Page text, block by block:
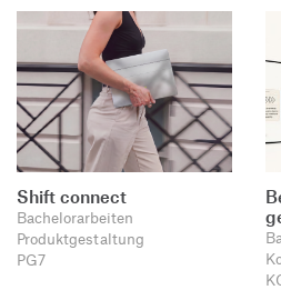
Shift connect
Bachelorarbeiten
Produktgestaltung
PG7